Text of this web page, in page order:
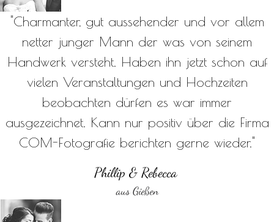
"Charmanter, gut aussehender und vor allem
netter junger Mann der was von seinem
Handwerk versteht. Haben ihn jetzt schon auf
vielen Veranstaltungen und Hochzeiten
beobachten dürfen es war immer
ausgezeichnet. Kann nur positiv über die Firma
COM-Fotografie berichten gerne wieder."
Phillip & Rebecca
aus Gießen